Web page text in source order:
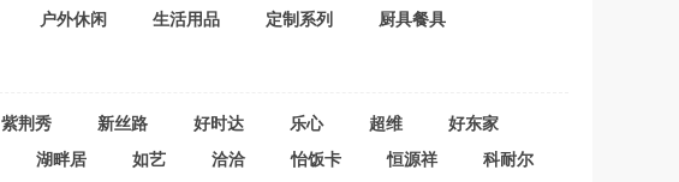
户外休闲 生活用品 定制系列 厨具餐具
紫荆秀 新丝路 好时达 乐心 超维
好东家
湖畔居 如艺 洽洽 怡饭卡 恒源祥 科耐尔